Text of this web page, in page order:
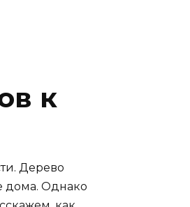
к
Дерево
дома. Однако